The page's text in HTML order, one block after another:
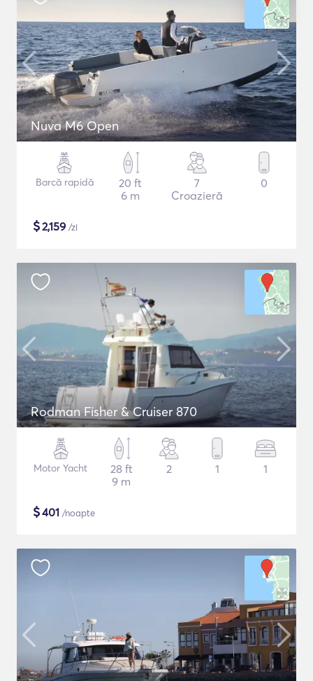
Nuva M6 Open
Barcă rapidă
20 ft
6 m
7
Croazieră
0
$2,159 /zi
Rodman Fisher & Cruiser 870
Motor Yacht
28 ft
9 m
2 1 1
$401 /noapte